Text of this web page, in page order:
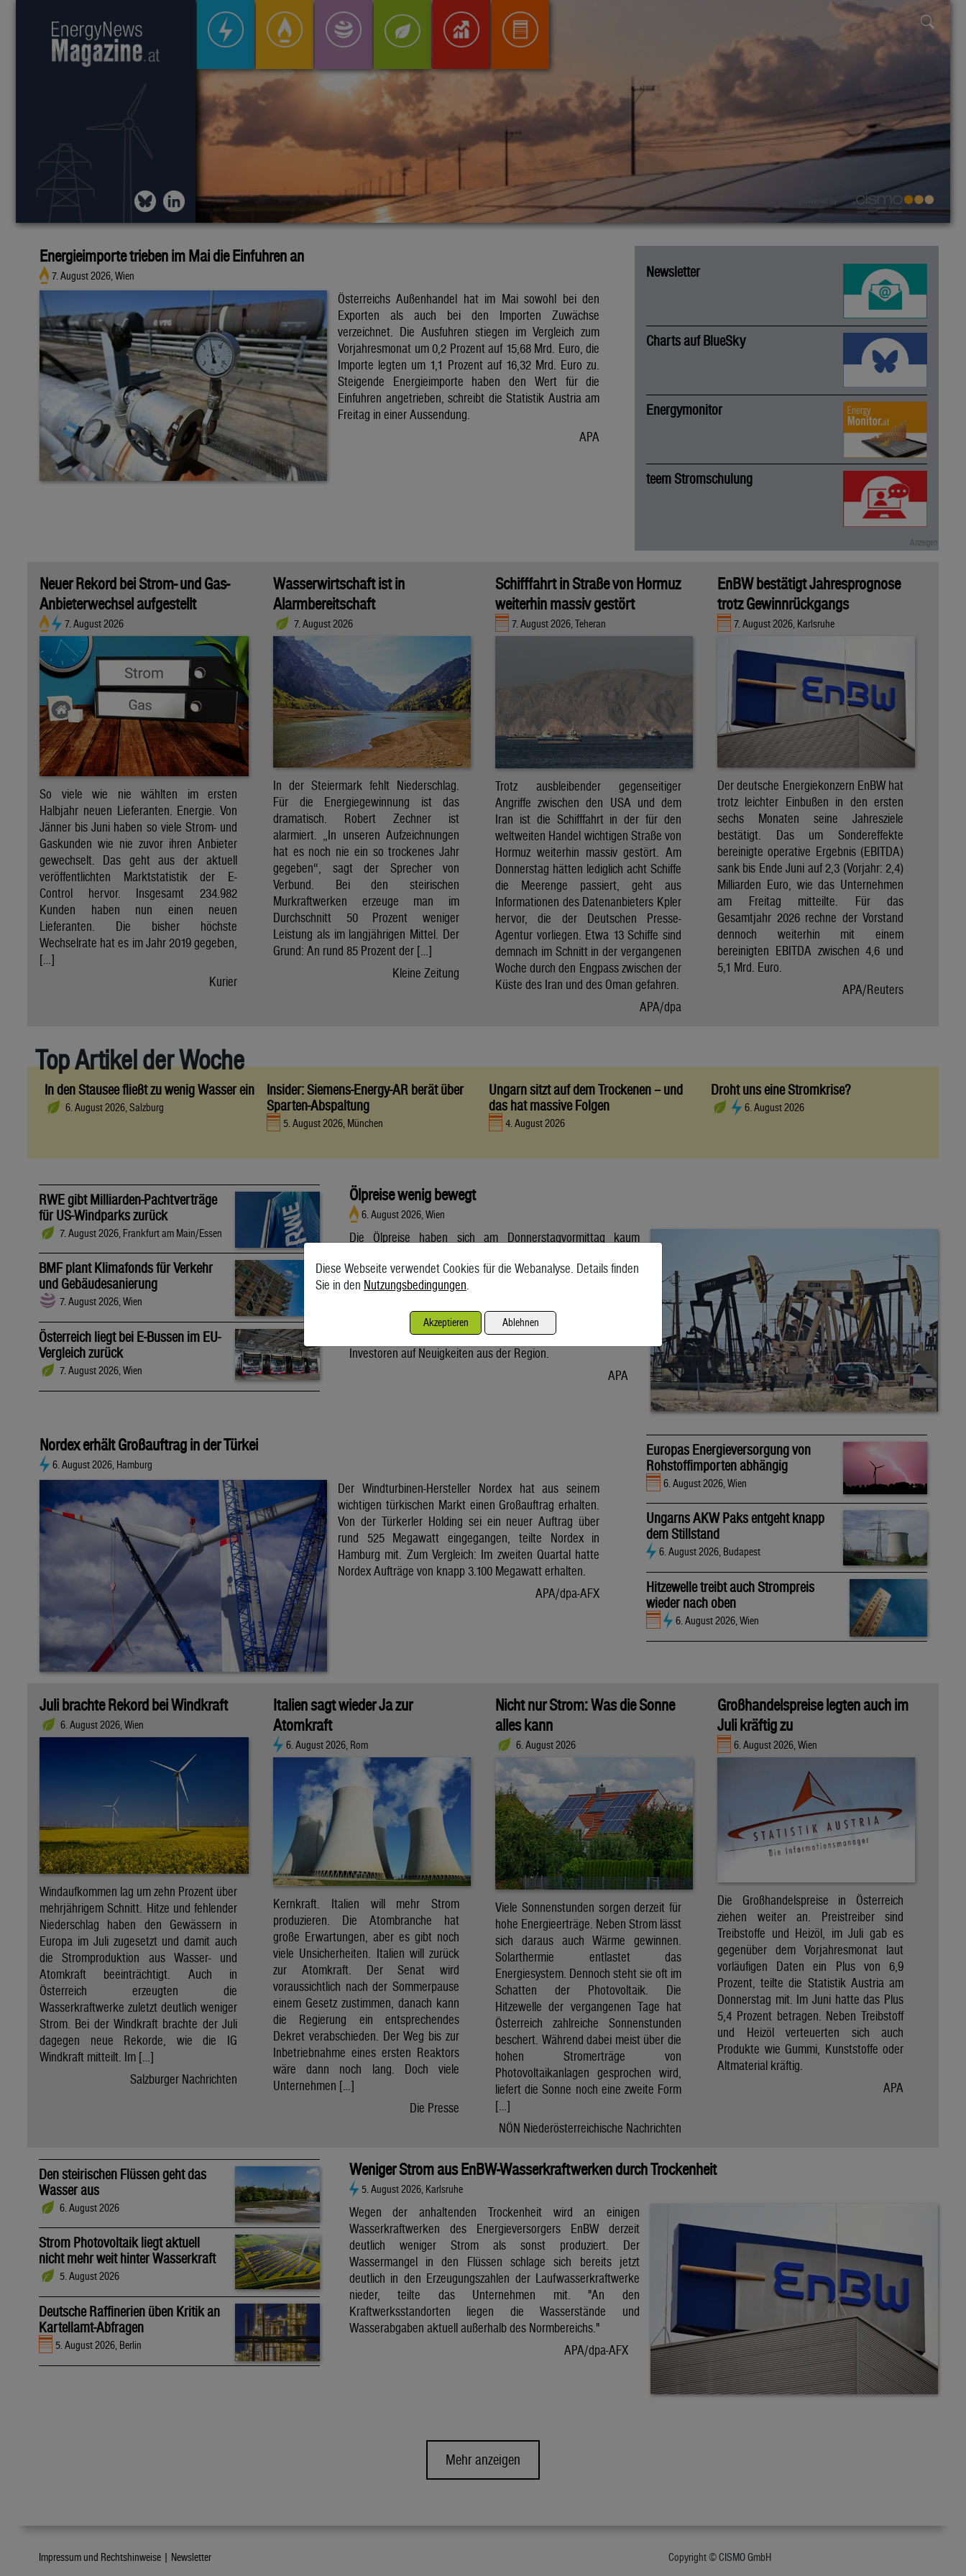
Energieimporte trieben im Mai die Einfuhren an
7. August 2026, Wien
Österreichs Außenhandel hat im Mai sowohl bei den
Exporten als auch bei den Importen Zuwächse
verzeichnet. Die Ausfuhren stiegen im Vergleich zum
Vorjahresmonat um 0,2 Prozent auf 15,68 Mrd. Euro, die
Importe legten um 1,1 Prozent auf 16,32 Mrd. Euro zu.
Steigende Energieimporte haben den Wert für die
Einfuhren angetrieben, schreibt die Statistik Austria am
Freitag in einer Aussendung.
APA
Newsletter
Charts auf BlueSky
Energymonitor
teem Stromschulung
Neuer Rekord bei Strom- und Gas-
Anbieterwechsel aufgestellt
7. August 2026
So viele wie nie wählten im ersten
Halbjahr neuen Lieferanten. Energie. Von
Jänner bis Juni haben so viele Strom- und
Gaskunden wie nie zuvor ihren Anbieter
gewechselt. Das geht aus der aktuell
veröffentlichten Marktstatistik der E-
Control hervor. Insgesamt 234.982
Kunden haben nun einen neuen
Lieferanten. Die bisher höchste
Wechselrate hat es im Jahr 2019 gegeben,
[…]
Kurier
Wasserwirtschaft ist in
Alarmbereitschaft
7. August 2026
In der Steiermark fehlt Niederschlag.
Für die Energiegewinnung ist das
dramatisch. Robert Zechner ist
alarmiert. „In unseren Aufzeichnungen
hat es noch nie ein so trockenes Jahr
gegeben“, sagt der Sprecher von
Verbund. Bei den steirischen
Murkraftwerken erzeuge man im
Durchschnitt 50 Prozent weniger
Leistung als im langjährigen Mittel. Der
Grund: An rund 85 Prozent der […]
Kleine Zeitung
Schifffahrt in Straße von Hormuz
weiterhin massiv gestört
7. August 2026, Teheran
Trotz ausbleibender gegenseitiger
Angriffe zwischen den USA und dem
Iran ist die Schifffahrt in der für den
weltweiten Handel wichtigen Straße von
Hormuz weiterhin massiv gestört. Am
Donnerstag hätten lediglich acht Schiffe
die Meerenge passiert, geht aus
Informationen des Datenanbieters Kpler
hervor, die der Deutschen Presse-
Agentur vorliegen. Etwa 13 Schiffe sind
demnach im Schnitt in der vergangenen
Woche durch den Engpass zwischen der
Küste des Iran und des Oman gefahren.
APA/dpa
EnBW bestätigt Jahresprognose
trotz Gewinnrückgangs
7. August 2026, Karlsruhe
Der deutsche Energiekonzern EnBW hat
trotz leichter Einbußen in den ersten
sechs Monaten seine Jahresziele
bestätigt. Das um Sondereffekte
bereinigte operative Ergebnis (EBITDA)
sank bis Ende Juni auf 2,3 (Vorjahr: 2,4)
Milliarden Euro, wie das Unternehmen
am Freitag mitteilte. Für das
Gesamtjahr 2026 rechne der Vorstand
dennoch weiterhin mit einem
bereinigten EBITDA zwischen 4,6 und
5,1 Mrd. Euro.
APA/Reuters
Top Artikel der Woche
In den Stausee fließt zu wenig Wasser ein
6. August 2026, Salzburg
Insider: Siemens-Energy-AR berät über
Sparten-Abspaltung
5. August 2026, München
Ungarn sitzt auf dem Trockenen – und
das hat massive Folgen
4. August 2026
Droht uns eine Stromkrise?
6. August 2026
RWE gibt Milliarden-Pachtverträge
für US-Windparks zurück
7. August 2026, Frankfurt am Main/Essen
BMF plant Klimafonds für Verkehr
und Gebäudesanierung
7. August 2026, Wien
Österreich liegt bei E-Bussen im EU-
Vergleich zurück
7. August 2026, Wien
Ölpreise wenig bewegt
6. August 2026, Wien
Die Ölpreise haben sich am Donnerstagvormittag kaum
Brent aus der Nordsee mit Lieferung Oktober kostete am
Vormittag 79,75 US-Dollar und damit 0,4 Prozent mehr als am
80 Dollar. Unter diese ist er am Dienstag wegen der Hoffnung
auf eine Lösung im Iran-Krieg gesunken. Seitdem warten
Investoren auf Neuigkeiten aus der Region.
APA
Nordex erhält Großauftrag in der Türkei
6. August 2026, Hamburg
Der Windturbinen-Hersteller Nordex hat aus seinem
wichtigen türkischen Markt einen Großauftrag erhalten.
Von der Türkerler Holding sei ein neuer Auftrag über
rund 525 Megawatt eingegangen, teilte Nordex in
Hamburg mit. Zum Vergleich: Im zweiten Quartal hatte
Nordex Aufträge von knapp 3.100 Megawatt erhalten.
APA/dpa-AFX
Europas Energieversorgung von
Rohstoffimporten abhängig
6. August 2026, Wien
Ungarns AKW Paks entgeht knapp
dem Stillstand
6. August 2026, Budapest
Hitzewelle treibt auch Strompreis
wieder nach oben
6. August 2026, Wien
Juli brachte Rekord bei Windkraft
6. August 2026, Wien
Windaufkommen lag um zehn Prozent über
mehrjährigem Schnitt. Hitze und fehlender
Niederschlag haben den Gewässern in
Europa im Juli zugesetzt und damit auch
die Stromproduktion aus Wasser- und
Atomkraft beeinträchtigt. Auch in
Österreich erzeugten die
Wasserkraftwerke zuletzt deutlich weniger
Strom. Bei der Windkraft brachte der Juli
dagegen neue Rekorde, wie die IG
Windkraft mitteilt. Im […]
Salzburger Nachrichten
Italien sagt wieder Ja zur
Atomkraft
6. August 2026, Rom
Kernkraft. Italien will mehr Strom
produzieren. Die Atombranche hat
große Erwartungen, aber es gibt noch
viele Unsicherheiten. Italien will zurück
zur Atomkraft. Der Senat wird
voraussichtlich nach der Sommerpause
einem Gesetz zustimmen, danach kann
die Regierung ein entsprechendes
Dekret verabschieden. Der Weg bis zur
Inbetriebnahme eines ersten Reaktors
wäre dann noch lang. Doch viele
Unternehmen […]
Die Presse
Nicht nur Strom: Was die Sonne
alles kann
6. August 2026
Viele Sonnenstunden sorgen derzeit für
hohe Energieerträge. Neben Strom lässt
sich daraus auch Wärme gewinnen.
Solarthermie entlastet das
Energiesystem. Dennoch steht sie oft im
Schatten der Photovoltaik. Die
Hitzewelle der vergangenen Tage hat
Österreich zahlreiche Sonnenstunden
beschert. Während dabei meist über die
hohen Stromerträge von
Photovoltaikanlagen gesprochen wird,
liefert die Sonne noch eine zweite Form
[…]
NÖN Niederösterreichische Nachrichten
Großhandelspreise legten auch im
Juli kräftig zu
6. August 2026, Wien
Die Großhandelspreise in Österreich
ziehen weiter an. Preistreiber sind
Treibstoffe und Heizöl, im Juli gab es
gegenüber dem Vorjahresmonat laut
vorläufigen Daten ein Plus von 6,9
Prozent, teilte die Statistik Austria am
Donnerstag mit. Im Juni hatte das Plus
5,4 Prozent betragen. Neben Treibstoff
und Heizöl verteuerten sich auch
Produkte wie Gummi, Kunststoffe oder
Altmaterial kräftig.
APA
Den steirischen Flüssen geht das
Wasser aus
6. August 2026
Strom Photovoltaik liegt aktuell
nicht mehr weit hinter Wasserkraft
5. August 2026
Deutsche Raffinerien üben Kritik an
Kartellamt-Abfragen
5. August 2026, Berlin
Weniger Strom aus EnBW-Wasserkraftwerken durch Trockenheit
5. August 2026, Karlsruhe
Wegen der anhaltenden Trockenheit wird an einigen
Wasserkraftwerken des Energieversorgers EnBW derzeit
deutlich weniger Strom als sonst produziert. Der
Wassermangel in den Flüssen schlage sich bereits jetzt
deutlich in den Erzeugungszahlen der Laufwasserkraftwerke
nieder, teilte das Unternehmen mit. "An den
Kraftwerksstandorten liegen die Wasserstände und
Wasserabgaben aktuell außerhalb des Normbereichs."
APA/dpa-AFX
Mehr anzeigen
Impressum und Rechtshinweise | Newsletter Copyright © CISMO GmbH
Diese Webseite verwendet Cookies für die Webanalyse. Details finden
Sie in den Nutzungsbedingungen.
Akzeptieren Ablehnen